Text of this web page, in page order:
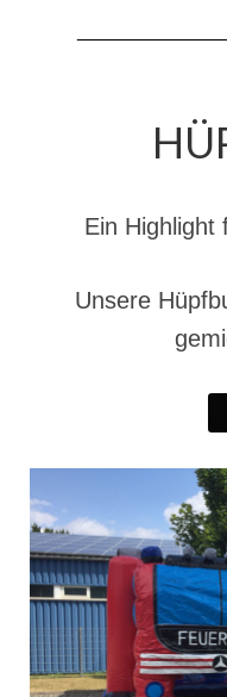
Fahrzeuge &
20
Ein Highlight
Unsere